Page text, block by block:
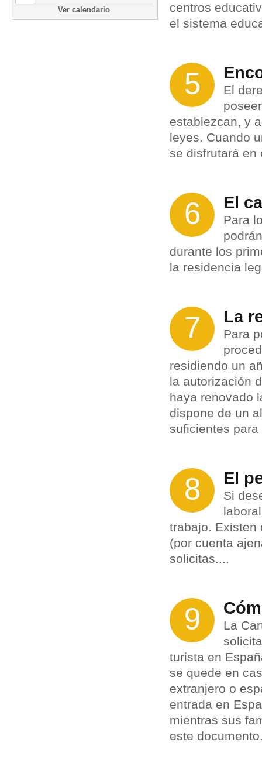
Ver calendario
centros
el sistema
5
El
establezcan, y
leyes. Cuando
se disfrutará en
6 El
Para
durante los
la residencia
7 La
Para
residiendo un
la autorización
haya renovado
dispone de un
suficientes
8 El
Si
trabajo. Existen
(por cuenta
solicitas....
9
La
turista en
se quede en
extranjero o
entrada en
mientras sus
este